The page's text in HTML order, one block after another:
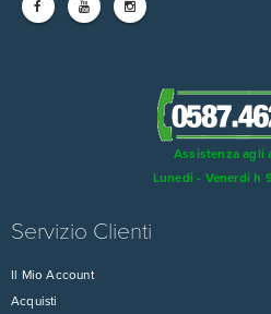
Assistenza agli
Lunedi - Venerdi h
Servizio Clienti
Il Mio Account
Acquisti